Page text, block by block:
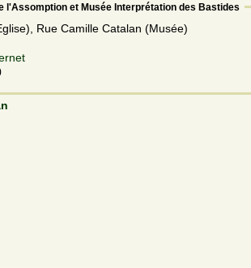
l'Assomption et Musée Interprétation des Bastides
Rue Camille Catalan (Musée)